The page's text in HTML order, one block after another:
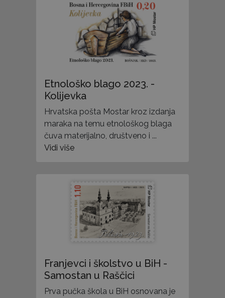
Etnološko blago 2023. -
Kolijevka
Hrvatska pošta Mostar kroz izdanja
maraka na temu etnološkog blaga
čuva materijalno, društveno i ...
Vidi više
Franjevci i školstvo u BiH -
Samostan u Raščici
Prva pučka škola u BiH osnovana je